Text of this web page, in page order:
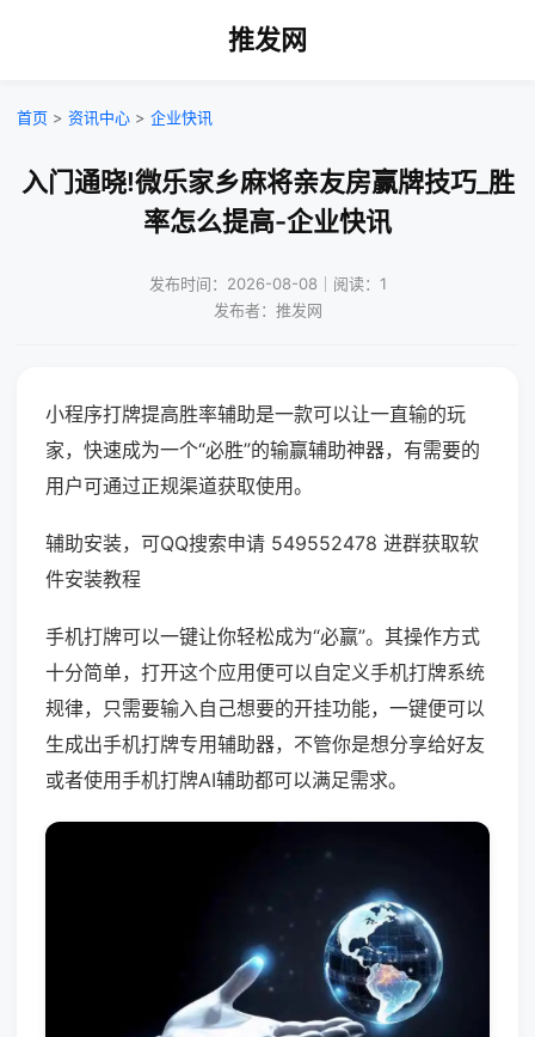
推发网
首页 > 资讯中心 > 企业快讯
入门通晓!微乐家乡麻将亲友房赢牌技巧_胜
率怎么提高-企业快讯
发布时间：2026-08-08｜阅读：1
发布者：推发网
小程序打牌提高胜率辅助是一款可以让一直输的玩
家，快速成为一个“必胜”的输赢辅助神器，有需要的
用户可通过正规渠道获取使用。
辅助安装，可QQ搜索申请 549552478 进群获取软
件安装教程
手机打牌可以一键让你轻松成为“必赢”。其操作方式
十分简单，打开这个应用便可以自定义手机打牌系统
规律，只需要输入自己想要的开挂功能，一键便可以
生成出手机打牌专用辅助器，不管你是想分享给好友
或者使用手机打牌AI辅助都可以满足需求。